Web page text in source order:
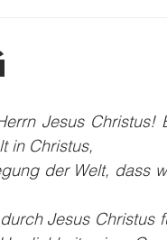
Jesus Christus!
in Christus,
der Welt, dass
Jesus Christus